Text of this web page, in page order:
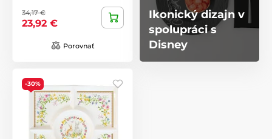
34,17 €
23,92 €
Porovnať
Ikonický dizajn v
spolupráci s
Disney
-30%